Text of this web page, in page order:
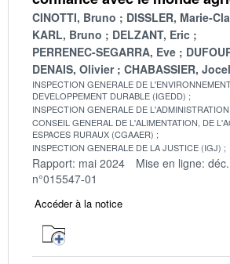
CINOTTI, Bruno
DISSLER, Marie-
KARL, Bruno
DELZANT, Eric
PERRENEC-SEGARRA, Eve
DENAIS, Olivier
CHABASSIER,
INSPECTION GENERALE DE
DEVELOPPEMENT DURABLE (IGEDD)
INSPECTION GENERALE DE
CONSEIL GENERAL DE L'ALIMENTATION, DE
ESPACES RURAUX (CGAAER)
INSPECTION GENERALE DE LA JUSTICE (IGJ)
Rapport: mai 2024 Mise en ligne:
n°015547-01
Accéder à la notice